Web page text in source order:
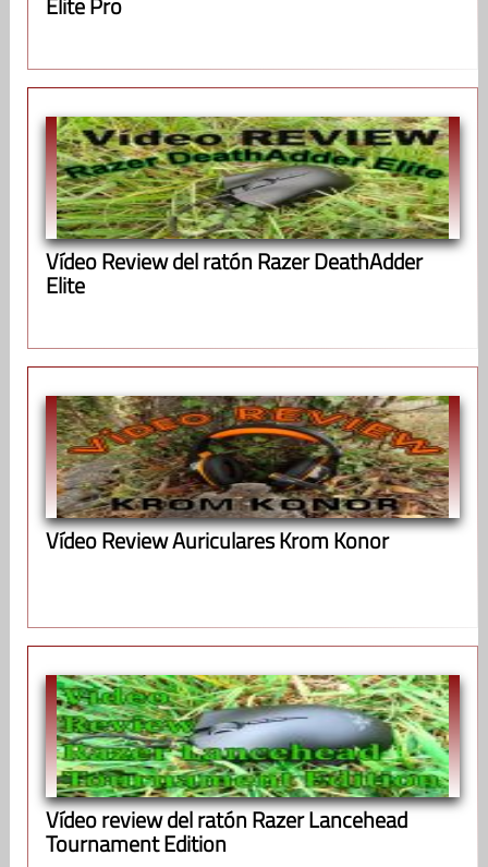
Vídeo Review del ratón Razer DeathAdder
Elite
Vídeo Review Auriculares Krom Konor
Vídeo review del ratón Razer Lancehead
Tournament Edition